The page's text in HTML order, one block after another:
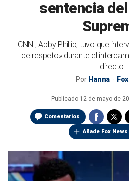
sentencia
CNN , Abby Phillip, tuvo que
de respeto» durante el
directo
Por Hanna
Publicado 12 de mayo de
Comentarios
Añade Fox